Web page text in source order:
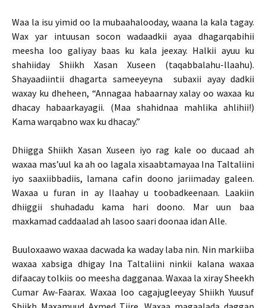
Waa la isu yimid oo la mubaahalooday, waana la kala tagay.
Wax yar intuusan socon wadaadkii ayaa dhagarqabihii
meesha loo galiyay baas ku kala jeexay. Halkii ayuu ku
shahiiday Shiikh Xasan Xuseen (taqabbalahu-llaahu).
Shayaadiintii dhagarta sameeyeyna subaxii ayay dadkii
waxay ku dheheen, “Annagaa habaarnay xalay oo waxaa ku
dhacay habaarkayagii. (Maa shahidnaa mahlika ahlihii!)
Kama warqabno wax ku dhacay.”
Dhiigga Shiikh Xasan Xuseen iyo rag kale oo ducaad ah
waxaa mas’uul ka ah oo lagala xisaabtamayaa Ina Taltaliini
iyo saaxiibbadiis, lamana cafin doono jariimaday galeen.
Waxaa u furan in ay Ilaahay u toobadkeenaan. Laakiin
dhiiggii shuhadadu kama hari doono. Mar uun baa
maxkamad caddaalad ah lasoo saari doonaa idan Alle.
Buuloxaawo waxaa dacwada ka waday laba nin. Nin markiiba
waxaa xabsiga dhigay Ina Taltaliini ninkii kalana waxaa
difaacay tolkiis oo meesha dagganaa. Waxaa la xiray Sheekh
Cumar Aw-Faarax. Waxaa loo cagajugleeyay Shiikh Yuusuf